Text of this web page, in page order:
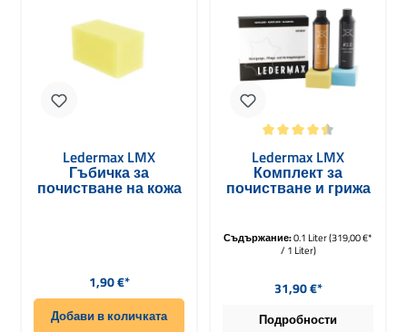
Ledermax LMX
Гъбичка за
почистване на кожа
Редовна цена:
1,90 €*
Добави в количката
Ledermax LMX
Комплект за
почистване и грижа
за кожа, изкуствена
Съдържание:0.1 Liter(319,00 €*
/ 1 Liter)
Редовна цена:
31,90 €*
Подробности